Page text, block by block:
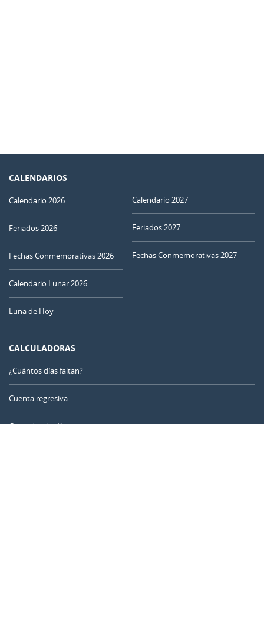
CALENDARIOS
Calendario 2026
Feriados 2026
Fechas Conmemorativas 2026
Calendario Lunar 2026
Luna de Hoy
Calendario 2027
Feriados 2027
Fechas Conmemorativas 2027
CALCULADORAS
¿Cuántos días faltan?
Cuenta regresiva
Contador de días